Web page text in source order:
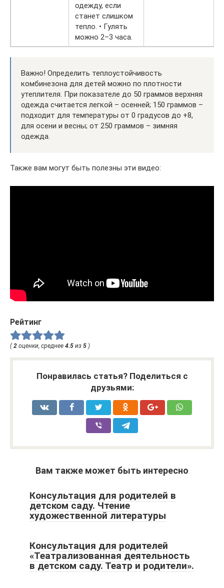
одежду, если
станет слишком
тепло. • Гулять
можно 2–3 часа.
Важно! Определить теплоустойчивость
комбинезона для детей можно по плотности
утеплителя. При показателе до 50 граммов верхняя
одежда считается легкой – осенней; 150 граммов –
подходит для температуры от 0 градусов до +8,
для осени и весны; от 250 граммов – зимняя
одежда.
Также вам могут быть полезны эти видео:
Рейтинг
(2 оценки, среднее 4.5 из 5 )
Понравилась статья? Поделиться с
друзьями:
Вам также может быть интересно
Консультация для родителей в
детском саду. Чтение
художественной литературы
Консультация для родителей
«Театрализованная деятельность
в детском саду. Театр и родители».